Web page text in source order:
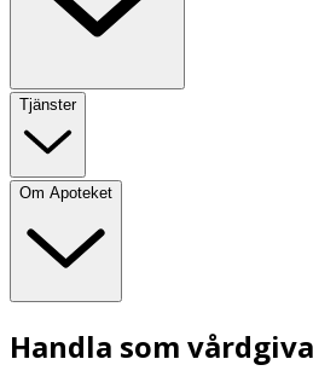
Tjänster
Om Apoteket
Handla som